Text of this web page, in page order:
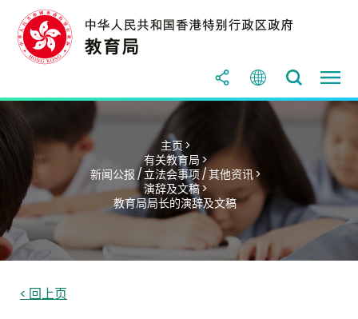
主页 >
有关教育局 >
新闻公报 / 立法会事项 / 其他资讯 >
演辞及文稿 >
教育局局长的演辞及文稿
< 回上页